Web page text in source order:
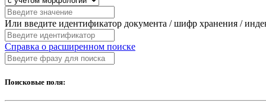
Или введите идентификатор документа / шифр хранения /
Справка о расширенном поиске
Поисковые поля: